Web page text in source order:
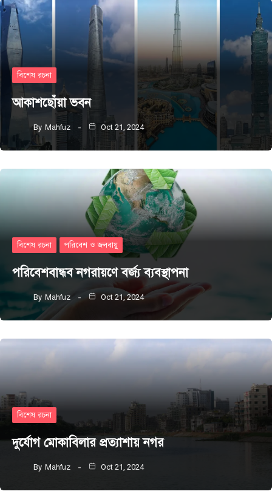
বিশেষ রচনা
আকাশছোঁয়া ভবন
By Mahfuz Oct 21, 2024
বিশেষ রচনা পরিবেশ ও জলবায়ু
পরিবেশবান্ধব নগরায়ণে বর্জ্য ব্যবস্থাপনা
By Mahfuz Oct 21, 2024
বিশেষ রচনা
দুর্যোগ মোকাবিলার প্রত্যাশায় নগর
By Mahfuz Oct 21, 2024